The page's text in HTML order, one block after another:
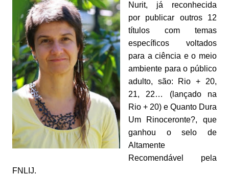
Nurit, já reconhecida
por publicar outros 12
títulos com temas
específicos voltados
para a ciência e o meio
ambiente para o público
adulto, são: Rio + 20,
21, 22… (lançado na
Rio + 20) e Quanto Dura
Um Rinoceronte?, que
ganhou o selo de
Altamente
Recomendável pela
FNLIJ.